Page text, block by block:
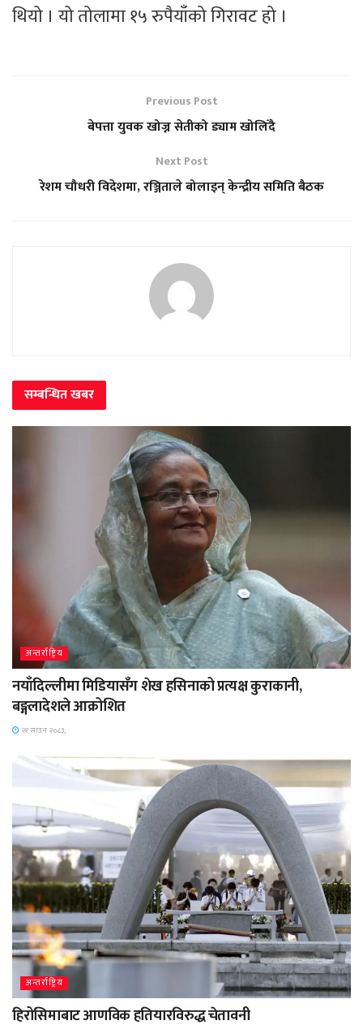
थियो । यो तोलामा १५ रुपैयाँको गिरावट हो ।
Previous Post
बेपत्ता युवक खोज्न सेतीको ड्याम खोलिँदै
Next Post
रेशम चौधरी विदेशमा, रञ्जिताले बोलाइन् केन्द्रीय समिति बैठक
सम्बन्धितखबर
अन्तर्राष्ट्रिय
नयाँदिल्लीमा मिडियासँग शेख हसिनाको प्रत्यक्ष कुराकानी,
बङ्गलादेशले आक्रोशित
२१ साउन २०८३,
अन्तर्राष्ट्रिय
हिरोसिमाबाट आणविक हतियारविरुद्ध चेतावनी